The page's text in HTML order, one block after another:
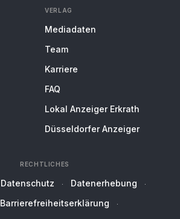
VERLAG
Mediadaten
Team
Karriere
FAQ
Lokal Anzeiger Erkrath
Düsseldorfer Anzeiger
RECHTLICHES
Datenschutz
Datenerhebung
Barrierefreiheitserklärung